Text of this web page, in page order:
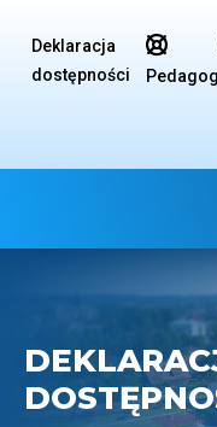
Deklaracja
dostępności

Pedagog